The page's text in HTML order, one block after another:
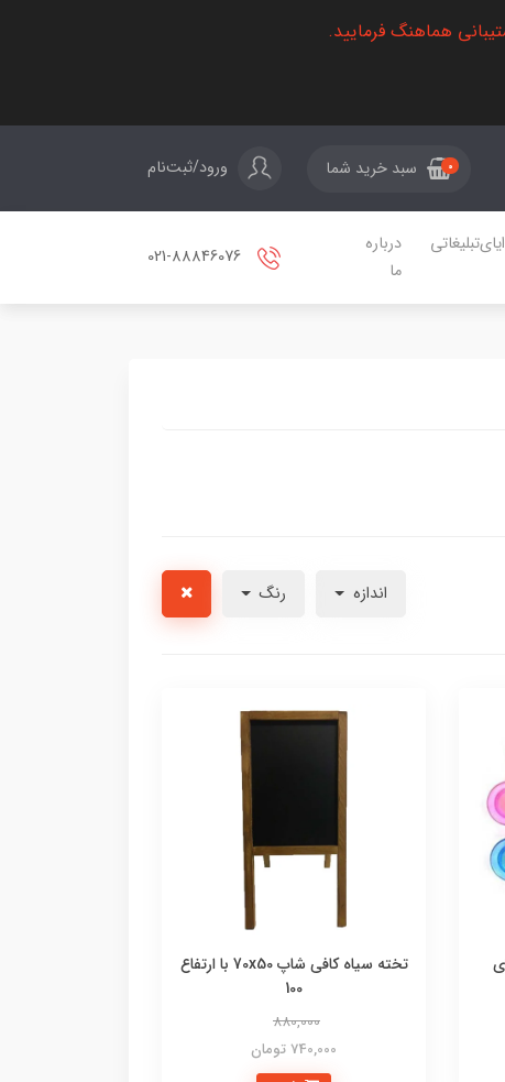
هماهنگ فرمایید.
0 سبد خرید شما ورود/ثبت‌نام
درباره
ما
اندازه رنگ
تخته سیاه کافی شاپ 70x50 با ارتفاع
100
880,000
740,000 تومان